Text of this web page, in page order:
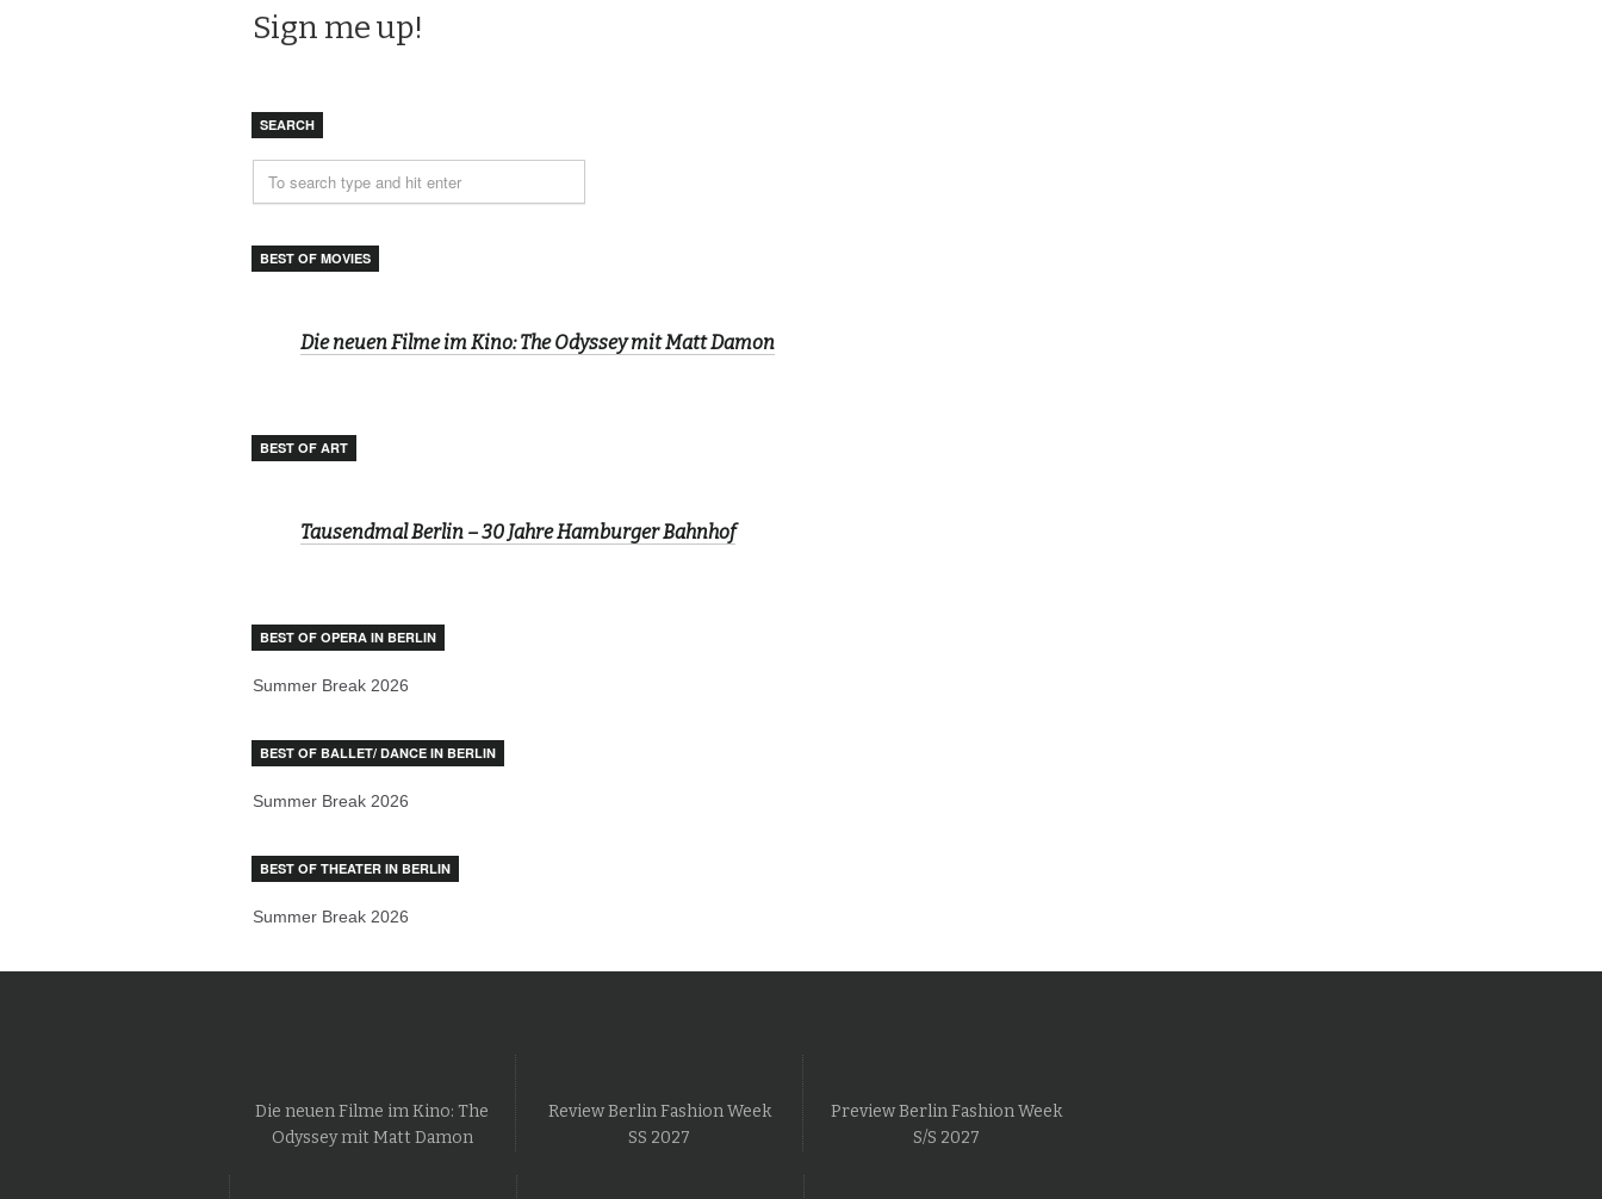
SEARCH
BEST OF MOVIES
Die neuen Filme im Kino: The Odyssey mit Matt Damon
BEST OF ART
Tausendmal Berlin – 30 Jahre Hamburger Bahnhof
BEST OF OPERA IN BERLIN
Summer Break 2026
BEST OF BALLET/ DANCE IN BERLIN
Summer Break 2026
BEST OF THEATER IN BERLIN
Summer Break 2026
Die neuen Filme im Kino: The
Odyssey mit Matt Damon
Review Berlin Fashion Week
SS 2027
Preview Berlin Fashion Week
S/S 2027